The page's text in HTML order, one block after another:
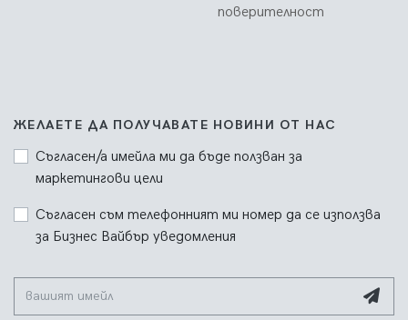
поверителност
ЖЕЛАЕТЕ ДА ПОЛУЧАВАТЕ НОВИНИ ОТ НАС
Съгласен/а имейла ми да бъде ползван за
маркетингови цели
Съгласен съм телефонният ми номер да се използва
за Бизнес Вайбър уведомления